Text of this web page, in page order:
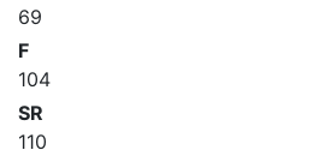
69
F
104
SR
110